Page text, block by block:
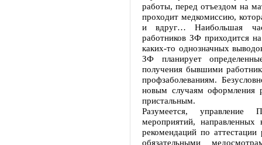
работы, перед отъездом на
проходит медкомиссию,
и вдруг… Наибольшая
работников ЗФ приходится
каких-то однозначных
ЗФ планирует
получения бывшими
профзаболеваниям.
новым случаям оформления
пристальным.
Разумеется, управление
мероприятий,
рекомендаций по
обязательными